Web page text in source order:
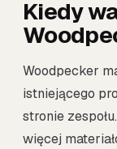
Kiedy
Woodpecker
istniejącego
stronie
więcej